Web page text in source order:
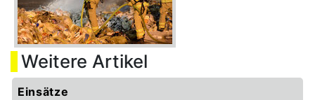
Weitere Artikel
Einsätze